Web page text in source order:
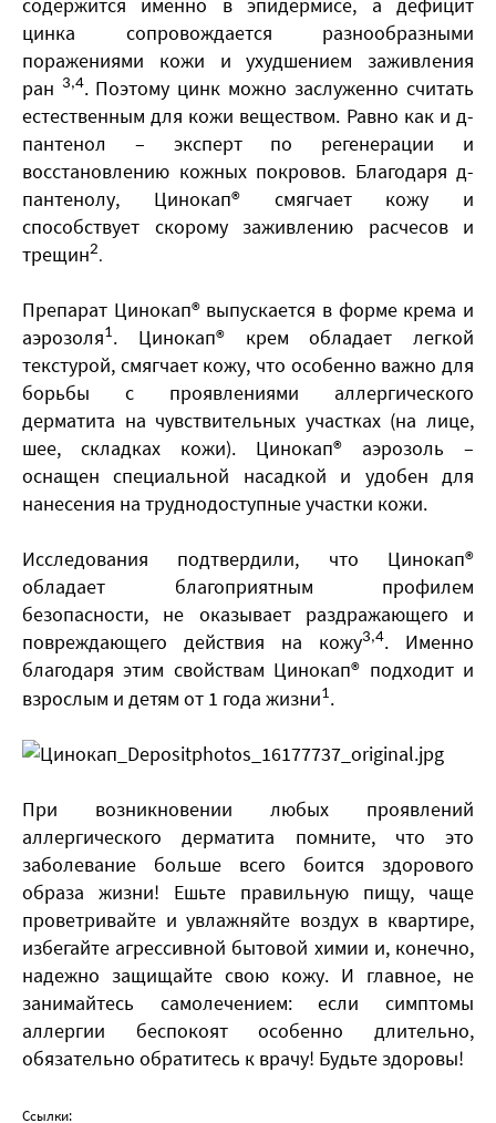
содержится именно в эпидермисе, а дефицит
цинка сопровождается разнообразными
поражениями кожи и ухудшением заживления
ран 3,4. Поэтому цинк можно заслуженно считать
естественным для кожи веществом. Равно как и д-
пантенол – эксперт по регенерации и
восстановлению кожных покровов. Благодаря д-
пантенолу, Цинокап® смягчает кожу и
способствует скорому заживлению расчесов и
трещин2.
Препарат Цинокап® выпускается в форме крема и
аэрозоля1. Цинокап® крем обладает легкой
текстурой, смягчает кожу, что особенно важно для
борьбы с проявлениями аллергического
дерматита на чувствительных участках (на лице,
шее, складках кожи). Цинокап® аэрозоль –
оснащен специальной насадкой и удобен для
нанесения на труднодоступные участки кожи.
Исследования подтвердили, что Цинокап®
обладает благоприятным профилем
безопасности, не оказывает раздражающего и
повреждающего действия на кожу3,4. Именно
благодаря этим свойствам Цинокап® подходит и
взрослым и детям от 1 года жизни1.
При возникновении любых проявлений
аллергического дерматита помните, что это
заболевание больше всего боится здорового
образа жизни! Ешьте правильную пищу, чаще
проветривайте и увлажняйте воздух в квартире,
избегайте агрессивной бытовой химии и, конечно,
надежно защищайте свою кожу. И главное, не
занимайтесь самолечением: если симптомы
аллергии беспокоят особенно длительно,
обязательно обратитесь к врачу! Будьте здоровы!
Ссылки: